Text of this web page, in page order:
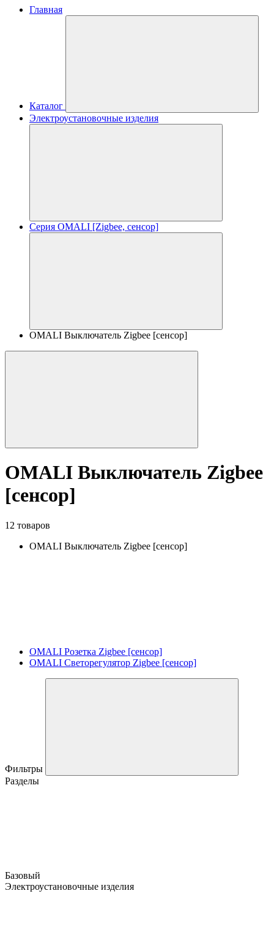
Главная
Каталог
Электроустановочные изделия
Серия OMALI [Zigbee, сенсор]
OMALI Выключатель Zigbee [сенсор]
OMALI Выключатель Zigbee
[сенсор]
12 товаров
OMALI Выключатель Zigbee [сенсор]
OMALI Розетка Zigbee [сенсор]
OMALI Светорегулятор Zigbee [сенсор]
Фильтры
Разделы
Базовый
Электроустановочные изделия